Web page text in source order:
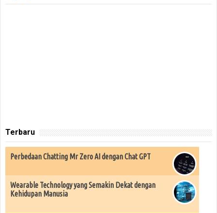
Terbaru
Perbedaan Chatting Mr Zero AI dengan Chat GPT
Wearable Technology yang Semakin Dekat dengan
Kehidupan Manusia